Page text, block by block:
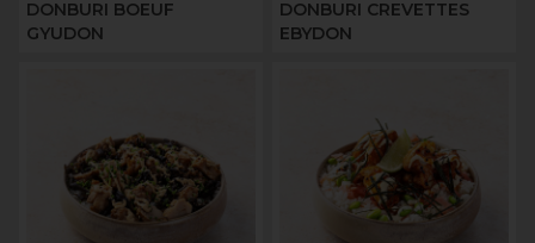
DONBURI BOEUF
GYUDON
DONBURI CREVETTES
EBYDON